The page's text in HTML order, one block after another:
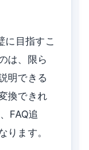
に目指すこ
は、限ら
明できる
換できれ
FAQ追
ります。